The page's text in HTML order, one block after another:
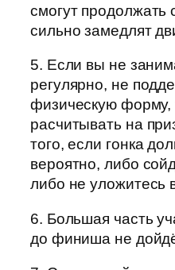
смогут продолжать
сильно замедлят
5. Если вы не
регулярно, не
физическую форму,
расчитывать на
того, если гонка
вероятно, либо
либо не уложитесь
6. Большая часть
до финиша не